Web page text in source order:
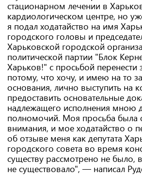
стационарном лечении в
кардиологическом центре, но
я подал ходатайство на имя
городского головы и
Харьковской городской
политической партии "Блок
Харьков!" с просьбой перенести
потому, что хочу, и имею на то
основания, лично выступить на
предоставить основательные
надлежащего исполнения мною
полномочий. Моя просьба была
внимания, и мое ходатайство о
об отзыве меня как депутата
городского совета во время
существу рассмотрено не было,
не существовало", — написал